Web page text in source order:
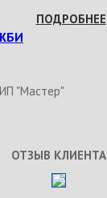
ПОДРОБНЕЕ
"Мастер"
ОТЗЫВ КЛИЕНТА